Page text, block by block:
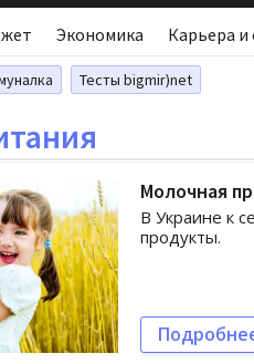
Экономика Карьера и
Тесты bigmir)net
Молочная
В Украине к
продукты.